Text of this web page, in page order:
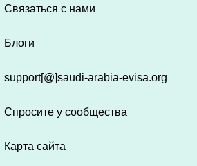
Связаться с нами
Блоги
support[@]saudi-arabia-evisa.org
Спросите у сообщества
Карта сайта